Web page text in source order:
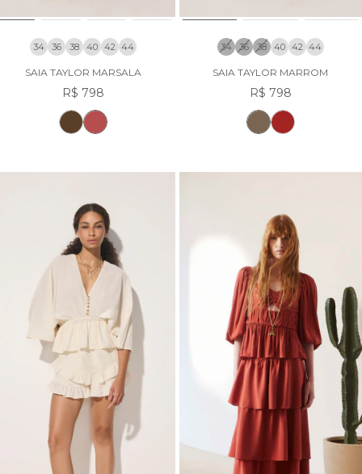
34 36 38 40 42 44
SAIA TAYLOR MARSALA
R$ 798
34 36 38 40 42 44
SAIA TAYLOR MARROM
R$ 798